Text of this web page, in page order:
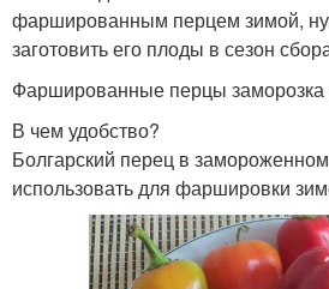
фаршированным перцем зимой,
заготовить его плоды в сезон
Фаршированные перцы заморозка
В чем удобство?
Болгарский перец в
использовать для фаршировки